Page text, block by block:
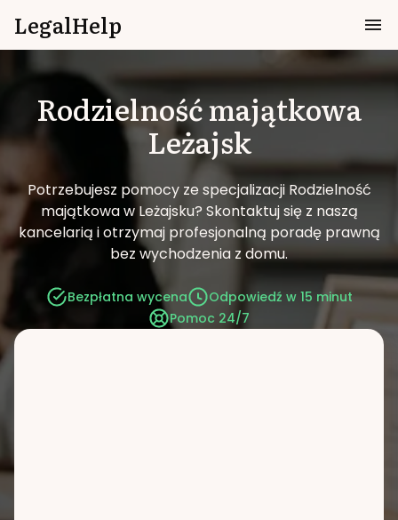
LegalHelp
Rodzielność majątkowa
Leżajsk
Potrzebujesz pomocy ze specjalizacji Rodzielność
majątkowa w Leżajsku? Skontaktuj się z naszą
kancelarią i otrzymaj profesjonalną poradę prawną
bez wychodzenia z domu.
Bezpłatna wycena
Odpowiedź w 15 minut
Pomoc 24/7